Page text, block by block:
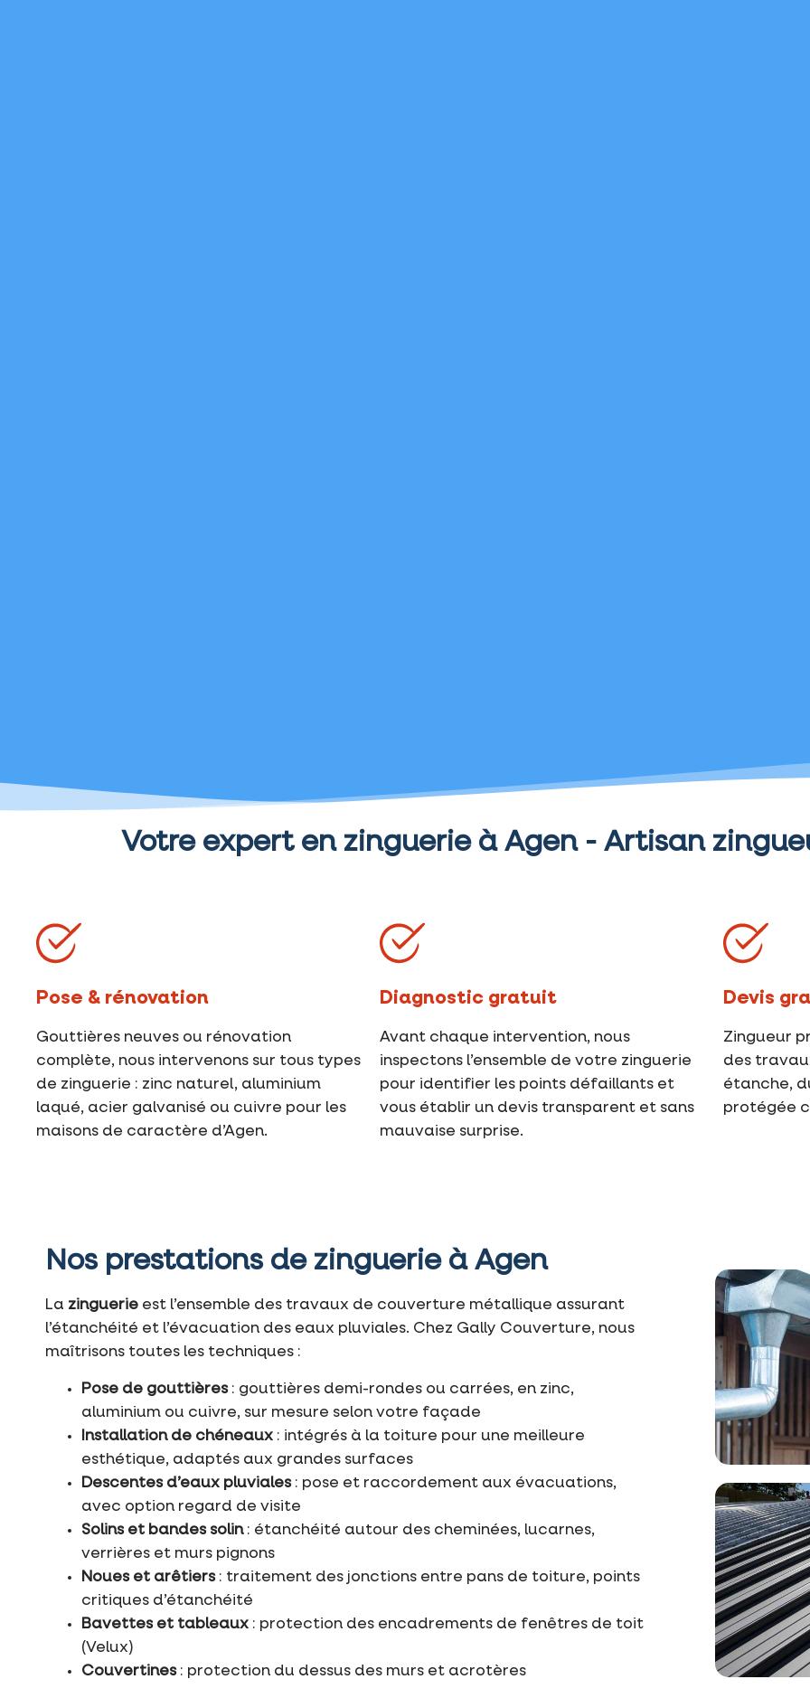
Votre expert en zinguerie à Agen - Artisan
Pose & rénovation
Gouttières neuves ou rénovation
complète, nous intervenons sur tous types
de zinguerie : zinc naturel, aluminium
laqué, acier galvanisé ou cuivre pour les
maisons de caractère d’Agen.
Diagnostic gratuit
Avant chaque intervention, nous
inspectons l’ensemble de votre zinguerie
pour identifier les points défaillants et
vous établir un devis transparent et sans
mauvaise surprise.
Devis
Zingueur
des
étanche,
protégée
Nos prestations de zinguerie à Agen
La zinguerie est l’ensemble des travaux de couverture métallique assurant
l’étanchéité et l’évacuation des eaux pluviales. Chez Gally Couverture, nous
maîtrisons toutes les techniques :
Pose de gouttières: gouttières demi-rondes ou carrées, en zinc,
aluminium ou cuivre, sur mesure selon votre façade
Installation de chéneaux : intégrés à la toiture pour une meilleure
esthétique, adaptés aux grandes surfaces
Descentes d’eaux pluviales: pose et raccordement aux évacuations,
avec option regard de visite
Solins et bandes solin: étanchéité autour des cheminées, lucarnes,
verrières et murs pignons
Noues et arêtiers: traitement des jonctions entre pans de toiture, points
critiques d’étanchéité
Bavettes et tableaux : protection des encadrements de fenêtres de toit
(Velux)
Couvertines: protection du dessus des murs et acrotères